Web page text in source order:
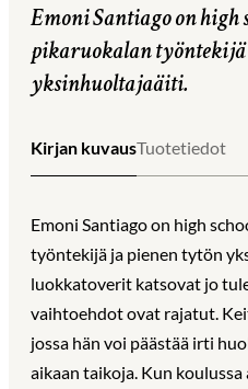
Emoni Santiago on high
pikaruokalan
yksinhuoltajaäiti.
Kirjan kuvausTuotetiedot
Emoni Santiago on high
työntekijä ja pienen tytön
luokkatoverit katsovat jo
vaihtoehdot ovat rajatut.
jossa hän voi päästää irti
aikaan taikoja. Kun